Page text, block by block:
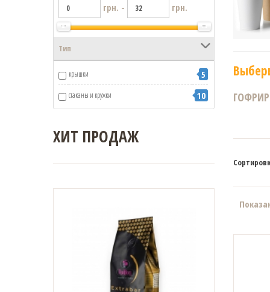
грн. - грн.
Тип
крышки 5
стаканы и кружки 10
ХИТ ПРОДАЖ